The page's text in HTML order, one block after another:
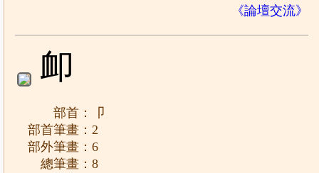
《論壇交流》
卹
部首：卩
部首筆畫：2
部外筆畫：6
總筆畫：8